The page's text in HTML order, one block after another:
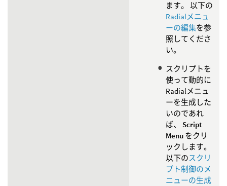
ます。 以下の
Radialメニュ
ーの編集を参
照してくださ
い。
スクリプトを
使って動的に
Radialメニュ
ーを生成した
いのであれ
ば、 Script
Menu をクリ
ックします。
以下のスクリ
プト制御のメ
ニューの生成